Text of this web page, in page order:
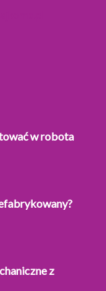
w robota
z